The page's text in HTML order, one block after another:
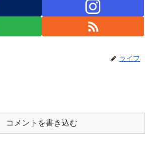
ライフ
コメントを書き込む